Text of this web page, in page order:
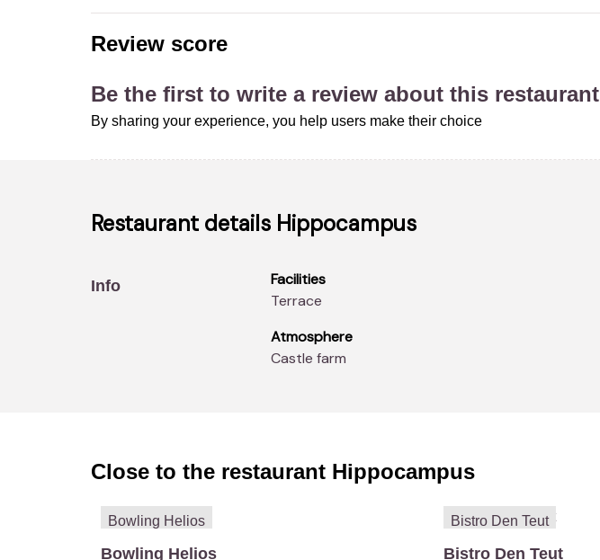
Review score
Be the first to write a review about this restaurant
By sharing your experience, you help users make their choice
Restaurant details Hippocampus
Info
Facilities
Terrace
Atmosphere
Castle farm
Close to the restaurant Hippocampus
Bowling Helios Bistro Den Teut